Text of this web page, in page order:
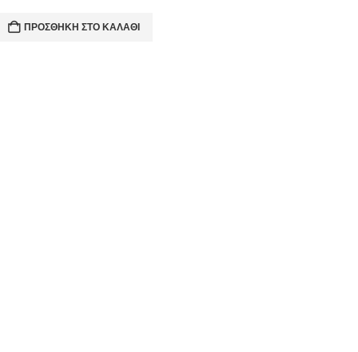
ΠΡΟΣΘΉΚΗ ΣΤΟ ΚΑΛΆΘΙ